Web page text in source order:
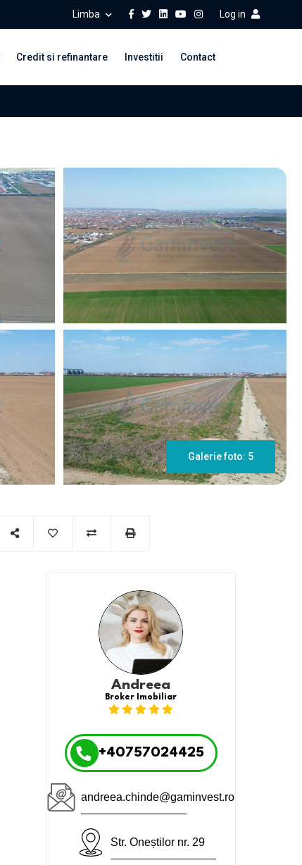
Limba Log in
Credit si refinantare Investitii Contact
Galerie foto: 5
Andreea
Broker Imobiliar
+40757024425
andreea.chinde@gaminvest.ro
Str. Oneștilor nr. 29